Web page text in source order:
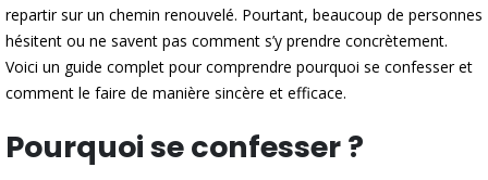
repartir sur un chemin renouvelé. Pourtant, beaucoup de personnes
hésitent ou ne savent pas comment s’y prendre concrètement.
Voici un guide complet pour comprendre pourquoi se confesser et
comment le faire de manière sincère et efficace.
Pourquoi se confesser ?